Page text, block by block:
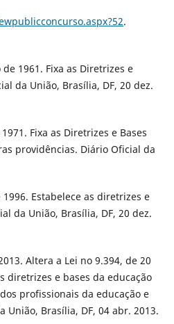
.
1961. Fixa as Diretrizes e
da União, Brasília, DF, 20 dez.
Fixa as Diretrizes e Bases
providências. Diário Oficial da
Estabelece as diretrizes e
da União, Brasília, DF, 20 dez.
Altera a Lei no 9.394, de 20
diretrizes e bases da educação
profissionais da educação e
Brasília, DF, 04 abr. 2013.